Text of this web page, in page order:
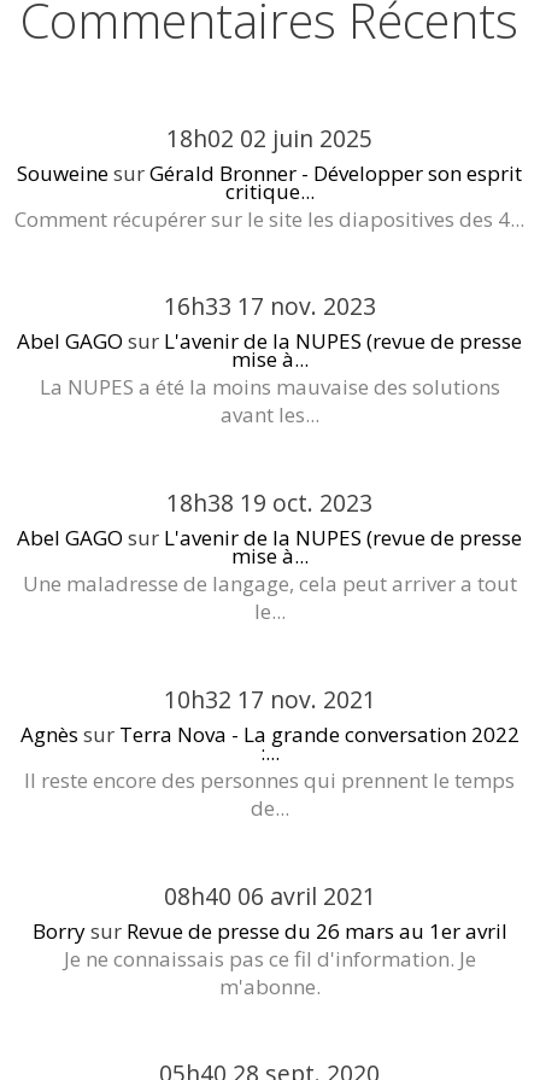
Commentaires Récents
18h02 02 juin 2025
SouweinesurGérald Bronner - Développer son esprit
critique...
Comment récupérer sur le site les diapositives des 4...
16h33 17 nov. 2023
Abel GAGO sur L'avenir de la NUPES (revue de presse
mise à...
La NUPES a été la moins mauvaise des solutions
avant les...
18h38 19 oct. 2023
Abel GAGO sur L'avenir de la NUPES (revue de presse
mise à...
Une maladresse de langage, cela peut arriver a tout
le...
10h32 17 nov. 2021
Agnès sur Terra Nova - La grande conversation 2022
:...
Il reste encore des personnes qui prennent le temps
de...
08h40 06 avril 2021
Borrysur Revue de presse du 26 mars au 1er avril
Je ne connaissais pas ce fil d'information. Je
m'abonne.